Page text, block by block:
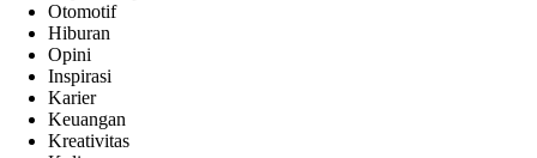
Otomotif
Hiburan
Opini
Inspirasi
Karier
Keuangan
Kreativitas